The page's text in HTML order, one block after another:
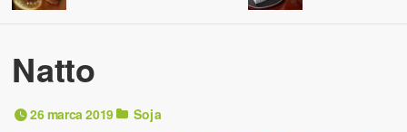
Natto
26 marca 2019 Soja